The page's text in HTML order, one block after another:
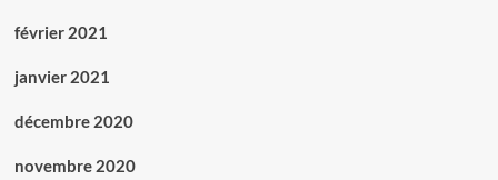
février 2021
janvier 2021
décembre 2020
novembre 2020